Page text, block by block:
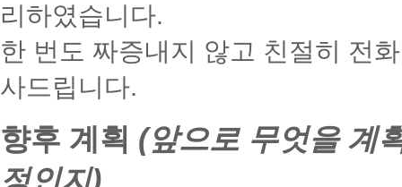
리하였습니다.
한 번도 짜증내지 않고 친절히 전
사드립니다.
향후 계획 (앞으로 무엇을 계
정인지)